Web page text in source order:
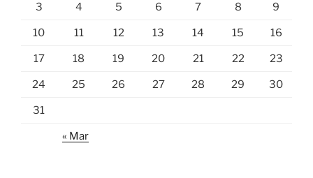
3 4 5 6 7 8 9
10 11 12 13 14 15 16
17 18 19 20 21 22 23
24 25 26 27 28 29 30
31
« Mar